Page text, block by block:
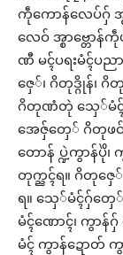
ကဵုကောန်လေပ်ဂှ် အ္
လေဝ် အ္စာဗ္တေ
ဏီ မၚ်ပရးမံၚ်ပည
ဇှေ်၊ ဂိတုဒ္ဂိုန်၊ ဂိ
ဂိတုဏံတုဲ သှေ်မံၚ် (
အေဇှ်တှေ် ဂိတုဖဝ်ရ
တောန် ပ္ဍဲကွာန်ပိုဲ
တုက္ညၚ်ရ။ ဂိတုဇှေ်
ရ။ သှေ်မံၚ်ဂှ်တှေ်
မံၚ်ဏောၚ်၊ ကွာန်
မံၚ် ကွာန်ဍောတ်